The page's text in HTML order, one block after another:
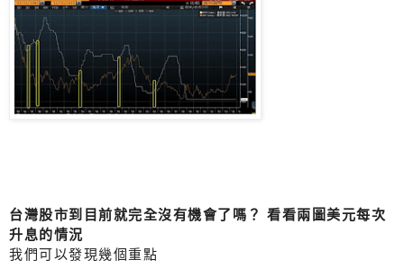
台灣股市到目前就完全沒有機會了嗎？ 看看兩圖美元每次
升息的情況
我們可以發現幾個重點